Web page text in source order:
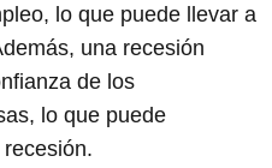
lo que puede llevar a
una recesión
de los
lo que puede